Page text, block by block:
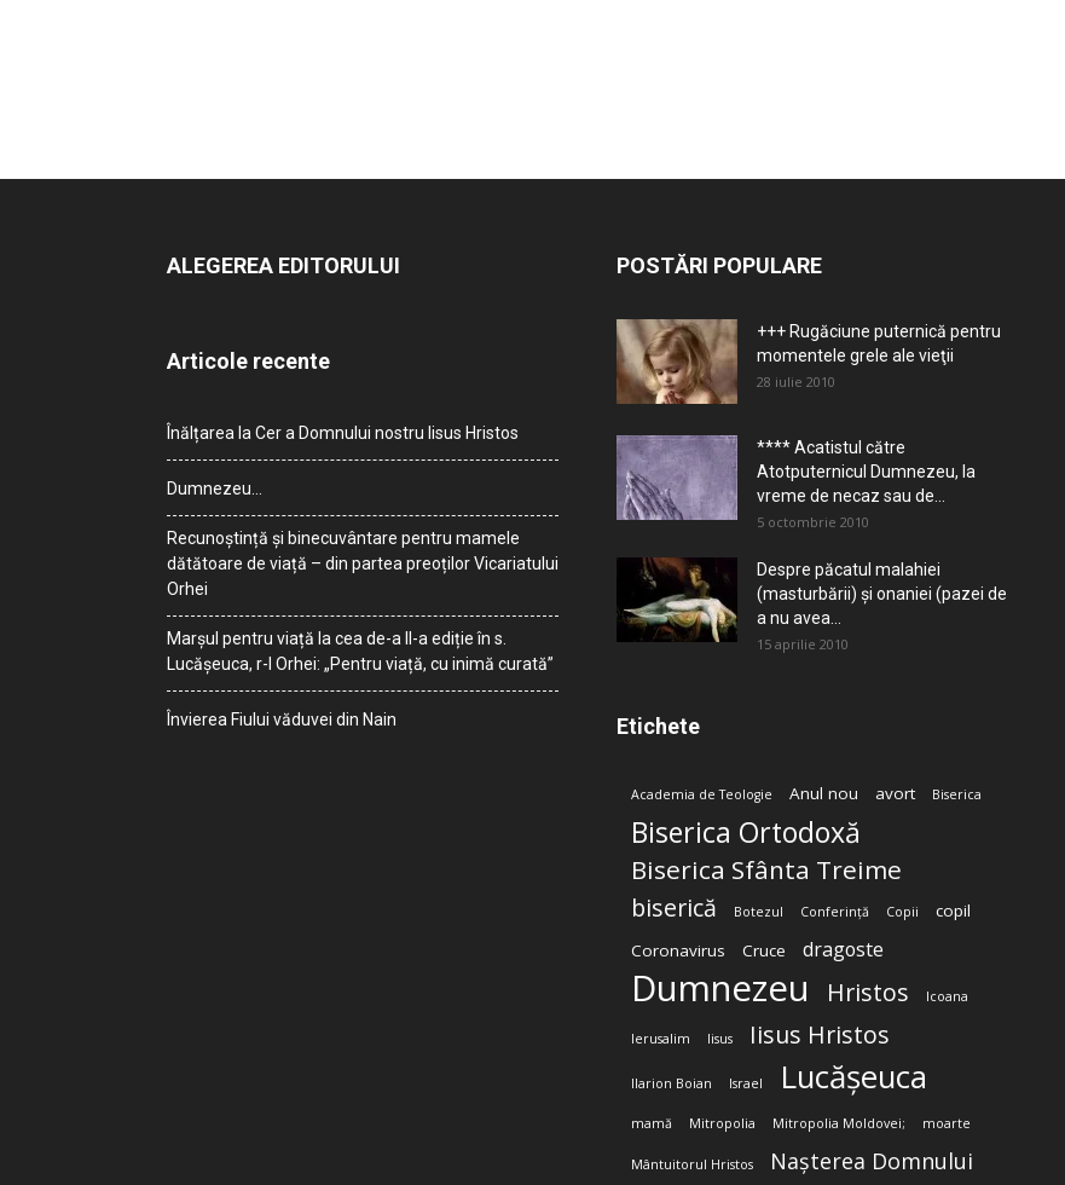
ALEGEREA EDITORULUI
Articole recente
Înălțarea la Cer a Domnului nostru Iisus Hristos
Dumnezeu…
Recunoștință și binecuvântare pentru mamele
dătătoare de viață – din partea preoților Vicariatului
Orhei
Marșul pentru viață la cea de-a II-a ediție în s.
Lucășeuca, r-l Orhei: „Pentru viață, cu inimă curată”
Învierea Fiului văduvei din Nain
POSTĂRI POPULARE
+++ Rugăciune puternică pentru
momentele grele ale vieţii
28 iulie 2010
**** Acatistul către
Atotputernicul Dumnezeu, la
vreme de necaz sau de...
5 octombrie 2010
Despre păcatul malahiei
(masturbării) şi onaniei (pazei de
a nu avea...
15 aprilie 2010
Etichete
Academia de Teologie Anul nou avort Biserica
Biserica Ortodoxă
Biserica Sfânta Treime
biserică Botezul Conferință Copii
copil
Coronavirus
Cruce dragoste
Dumnezeu Hristos Icoana
Ierusalim Iisus Iisus Hristos
Ilarion Boian Israel Lucășeuca
mamă Mitropolia Mitropolia Moldovei; moarte
Mântuitorul Hristos Nașterea Domnului